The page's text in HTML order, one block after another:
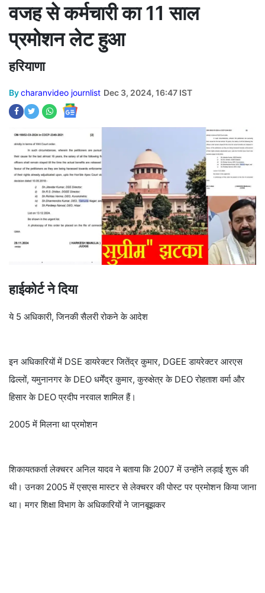
वजह से कर्मचारी का 11 साल
प्रमोशन लेट हुआ
हरियाणा
Bycharanvideo journlist Dec 3, 2024, 16:47 IST
हाईकोर्ट ने दिया
ये 5 अधिकारी, जिनकी सैलरी रोकने के आदेश
इन अधिकारियों में DSE डायरेक्टर जितेंद्र कुमार, DGEE डायरेक्टर आरएस
ढिल्लों, यमुनानगर के DEO धर्मेंद्र कुमार, कुरुक्षेत्र के DEO रोहताश वर्मा और
हिसार के DEO प्रदीप नरवाल शामिल हैं।
2005 में मिलना था प्रमोशन
शिकायतकर्ता लेक्चरर अनिल यादव ने बताया कि 2007 में उन्होंने लड़ाई शुरू की
थी। उनका 2005 में एसएस मास्टर से लेक्चरर की पोस्ट पर प्रमोशन किया जाना
था। मगर शिक्षा विभाग के अधिकारियों ने जानबूझकर